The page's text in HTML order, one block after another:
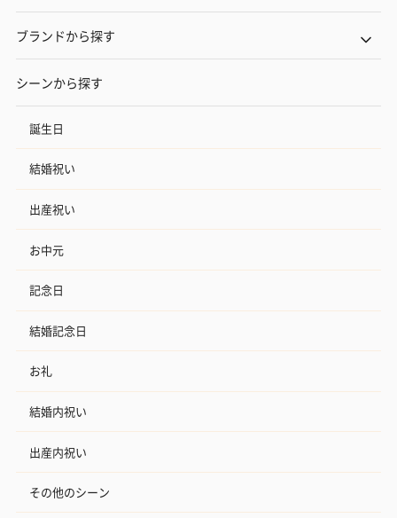
ブランドから探す
シーンから探す
誕生日
結婚祝い
出産祝い
お中元
記念日
結婚記念日
お礼
結婚内祝い
出産内祝い
その他のシーン